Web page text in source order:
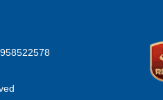
统计局
阿勒泰地区
阿克苏地区